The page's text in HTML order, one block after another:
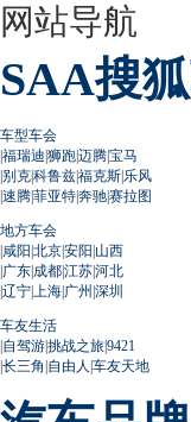
网站导航
SAA搜
车型车会
|福瑞迪|狮跑|迈腾|宝马
|别克|科鲁兹|福克斯|乐风
|速腾|菲亚特|奔驰|赛拉图
地方车会
|咸阳|北京|安阳|山西
|广东|成都|江苏|河北
|辽宁| 上海|广州 |深圳
车友生活
|自驾游|挑战之旅|9421
|长三角 |自由人 |车友天地